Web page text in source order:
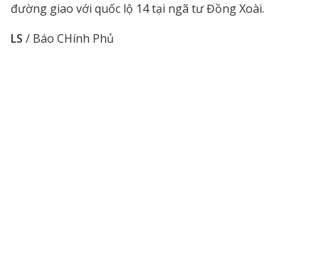
đường giao với quốc lộ 14 tại ngã tư Đồng Xoài.
LS / Báo CHính Phủ